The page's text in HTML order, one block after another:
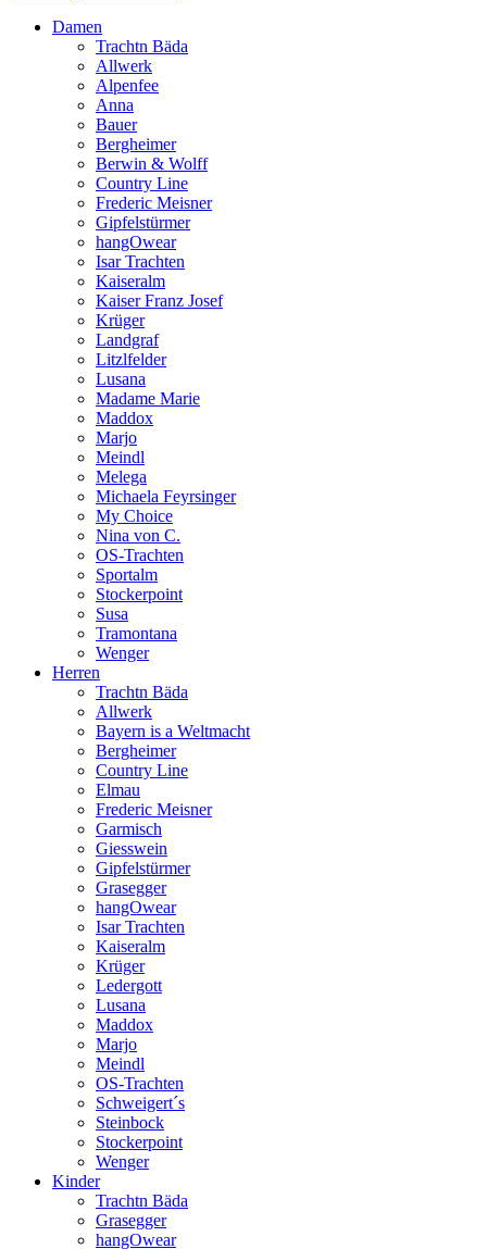
Damen
Trachtn Bäda
Allwerk
Alpenfee
Anna
Bauer
Bergheimer
Berwin & Wolff
Country Line
Frederic Meisner
Gipfelstürmer
hangOwear
Isar Trachten
Kaiseralm
Kaiser Franz Josef
Krüger
Landgraf
Litzlfelder
Lusana
Madame Marie
Maddox
Marjo
Meindl
Melega
Michaela Feyrsinger
My Choice
Nina von C.
OS-Trachten
Sportalm
Stockerpoint
Susa
Tramontana
Wenger
Herren
Trachtn Bäda
Allwerk
Bayern is a Weltmacht
Bergheimer
Country Line
Elmau
Frederic Meisner
Garmisch
Giesswein
Gipfelstürmer
Grasegger
hangOwear
Isar Trachten
Kaiseralm
Krüger
Ledergott
Lusana
Maddox
Marjo
Meindl
OS-Trachten
Schweigert´s
Steinbock
Stockerpoint
Wenger
Kinder
Trachtn Bäda
Grasegger
hangOwear